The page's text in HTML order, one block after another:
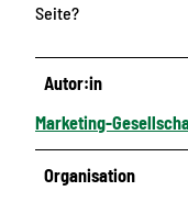
Seite?
Autor:in
Marketing-
Organisation